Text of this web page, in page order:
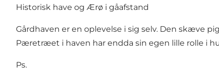
Historisk have og Ærø i gåafstand
Gårdhaven er en oplevelse i sig selv. Den skæve
Pæretræet i haven har endda sin egen lille rolle i
Ps.